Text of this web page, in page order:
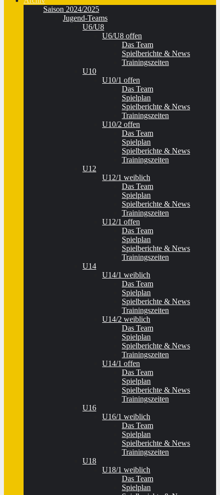
Saison 2024/2025
Jugend-Teams
U6/U8
U6/U8 offen
Das Team
Spielberichte & News
Trainingszeiten
U10
U10/1 offen
Das Team
Spielplan
Spielberichte & News
Trainingszeiten
U10/2 offen
Das Team
Spielplan
Spielberichte & News
Trainingszeiten
U12
U12/1 weiblich
Das Team
Spielplan
Spielberichte & News
Trainingszeiten
U12/1 offen
Das Team
Spielplan
Spielberichte & News
Trainingszeiten
U14
U14/1 weiblich
Das Team
Spielplan
Spielberichte & News
Trainingszeiten
U14/2 weiblich
Das Team
Spielplan
Spielberichte & News
Trainingszeiten
U14/1 offen
Das Team
Spielplan
Spielberichte & News
Trainingszeiten
U16
U16/1 weiblich
Das Team
Spielplan
Spielberichte & News
Trainingszeiten
U18
U18/1 weiblich
Das Team
Spielplan